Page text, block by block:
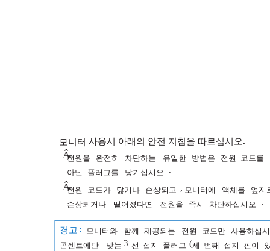
모니터 사용시 아래의 안전 지침을 따르십시오.
Â전원을 완전히 차단하는 유일한 방법은 전원 코드를
아닌
플러그를 당기십시오 .
Â전원 코드가 닳거나 손상되고 , 모니터에 액체를
엎지
손상되거나
떨어졌다면 전원을 즉시 차단하십시오 .
경고 : 모니터와 함께 제공되는 전원 코드만 사용하십
콘센트에만
맞는 3 선 접지 플러그 (세 번째 접지 핀이